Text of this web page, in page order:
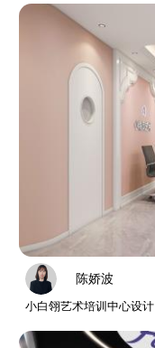
陈娇波
小白翎艺术培训中心设计